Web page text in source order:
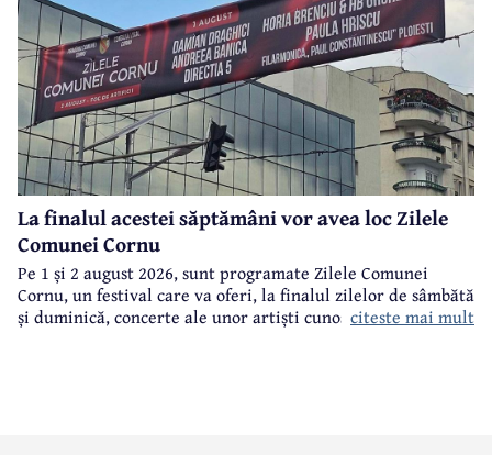
La finalul acestei săptămâni vor avea loc Zilele
Comunei Cornu
Pe 1 și 2 august 2026, sunt programate Zilele Comunei
Cornu, un festival care va oferi, la finalul zilelor de sâmbătă
și duminică, concerte ale unor artiști cunoscuți.citeste mai mult